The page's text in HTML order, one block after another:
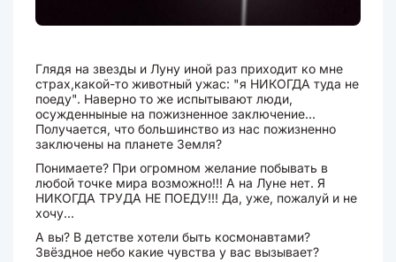
Глядя на звезды и Луну иной раз приходит ко мне
страх,какой-то животный ужас: "я НИКОГДА туда не
поеду". Наверно то же испытывают люди,
осужденныные на пожизненное заключение...
Получается, что большинство из нас пожизненно
заключены на планете Земля?
Понимаете? При огромном желание побывать в
любой точке мира возможно!!! А на Луне нет. Я
НИКОГДА ТРУДА НЕ ПОЕДУ!!! Да, уже, пожалуй и не
хочу...
А вы? В детстве хотели быть космонавтами?
Звёздное небо какие чувства у вас вызывает?